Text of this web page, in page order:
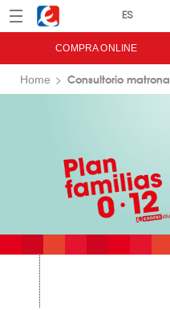
Menú Eroski
COMPRA ONLINE
Home Consultorio matrona